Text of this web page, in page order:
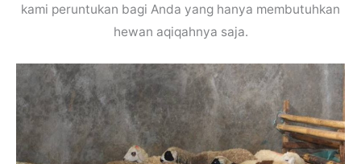
kami peruntukan bagi Anda yang hanya membutuhkan
hewan aqiqahnya saja.